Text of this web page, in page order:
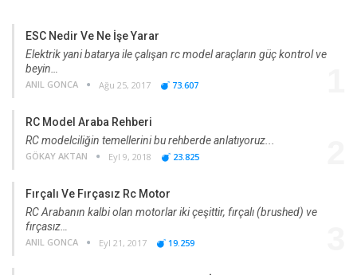
ESC Nedir Ve Ne İşe Yarar
Elektrik yani batarya ile çalışan rc model araçların güç kontrol ve
beyin…
ANIL GONCA Ağu 25, 2017 73.607
RC Model Araba Rehberi
RC modelciliğin temellerini bu rehberde anlatıyoruz...
GÖKAY AKTAN Eyl 9, 2018 23.825
Fırçalı Ve Fırçasız Rc Motor
RC Arabanın kalbi olan motorlar iki çeşittir, fırçalı (brushed) ve
fırçasız…
ANIL GONCA Eyl 21, 2017 19.259